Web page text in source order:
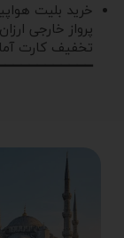
خرید بلیت
پرواز خارجی
تخفیف کارت